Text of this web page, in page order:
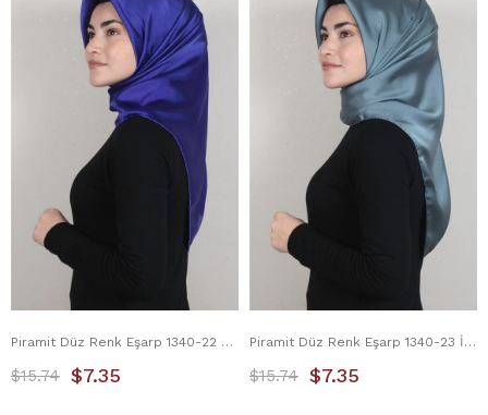
Piramit Düz Renk Eşarp 1340-22 Saks
$7.35
$15.74
Piramit Düz Renk Eşarp 1340-23 İndigo
$7.35
$15.74